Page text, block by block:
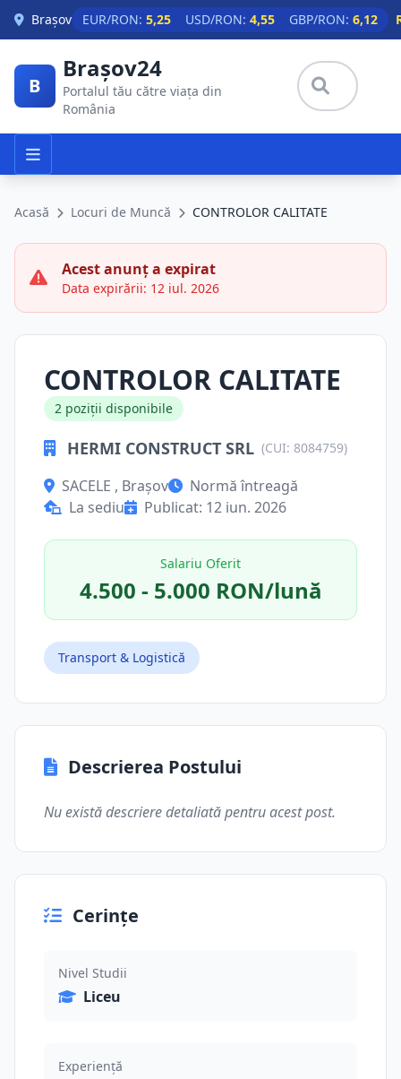
Skip to main content
Brașov EUR/RON: 5,25 USD/RON: 4,55 GBP/RON: 6,12
B
Brașov24
Portalul tău către viața din
România
Acasă Locuri de Muncă CONTROLOR CALITATE
Acest anunț a expirat
Data expirării: 12 iul. 2026
CONTROLOR CALITATE
2 poziții disponibile
HERMI CONSTRUCT SRL (CUI: 8084759)
SACELE , Brașov
Normă întreagă
La sediu
Publicat: 12 iun. 2026
Salariu Oferit
4.500 - 5.000 RON/lună
Transport & Logistică
Descrierea Postului
Nu există descriere detaliată pentru acest post.
Cerințe
Nivel Studii
Liceu
Experiență